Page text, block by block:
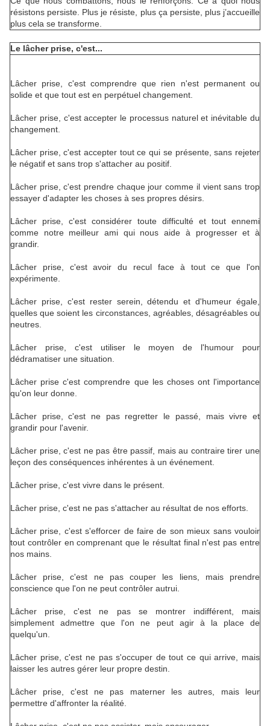
résistons persiste. Plus je résiste, plus ça persiste, plus j’accueille
plus cela se transforme.
Le lâcher prise, c'est...
Lâcher prise, c'est comprendre que rien n'est permanent ou
solide et que tout est en perpétuel changement.
Lâcher prise, c'est accepter le processus naturel et inévitable du
changement.
Lâcher prise, c'est accepter tout ce qui se présente, sans rejeter
le négatif et sans trop s'attacher au positif.
Lâcher prise, c'est prendre chaque jour comme il vient sans trop
essayer d'adapter les choses à ses propres désirs.
Lâcher prise, c'est considérer toute difficulté et tout ennemi
comme notre meilleur ami qui nous aide à progresser et à
grandir.
Lâcher prise, c'est avoir du recul face à tout ce que l'on
expérimente.
Lâcher prise, c'est rester serein, détendu et d'humeur égale,
quelles que soient les circonstances, agréables, désagréables ou
neutres.
Lâcher prise, c'est utiliser le moyen de l'humour pour
dédramatiser une situation.
Lâcher prise c'est comprendre que les choses ont l'importance
qu'on leur donne.
Lâcher prise, c'est ne pas regretter le passé, mais vivre et
grandir pour l'avenir.
Lâcher prise, c'est ne pas être passif, mais au contraire tirer une
leçon des conséquences inhérentes à un événement.
Lâcher prise, c'est vivre dans le présent.
Lâcher prise, c'est ne pas s'attacher au résultat de nos efforts.
Lâcher prise, c'est s'efforcer de faire de son mieux sans vouloir
tout contrôler en comprenant que le résultat final n'est pas entre
nos mains.
Lâcher prise, c'est ne pas couper les liens, mais prendre
conscience que l'on ne peut contrôler autrui.
Lâcher prise, c'est ne pas se montrer indifférent, mais
simplement admettre que l'on ne peut agir à la place de
quelqu'un.
Lâcher prise, c'est ne pas s'occuper de tout ce qui arrive, mais
laisser les autres gérer leur propre destin.
Lâcher prise, c'est ne pas materner les autres, mais leur
permettre d'affronter la réalité.